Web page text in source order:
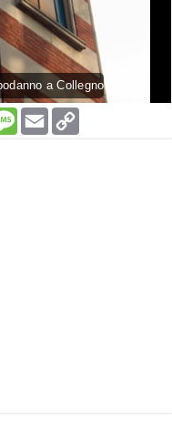
a Collegno
Message
Email